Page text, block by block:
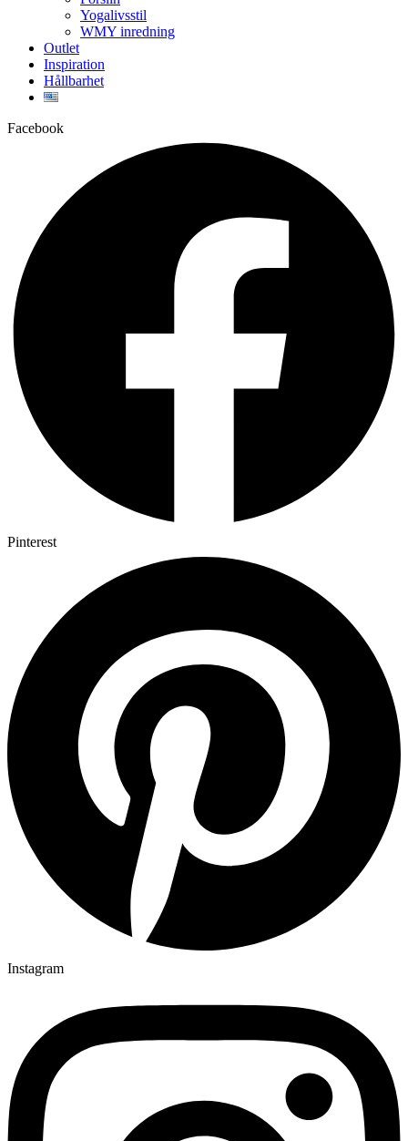
Yogalivsstil
WMY inredning
Outlet
Inspiration
Hållbarhet
Facebook
Pinterest
Instagram